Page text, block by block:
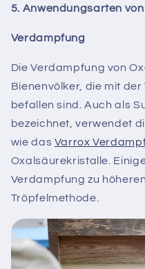
5. Anwendungsarten
Verdampfung
Die Verdampfung von
Bienenvölker, die mit
befallen sind. Auch als
bezeichnet, verwendet
wie das Varrox
Oxalsäurekristalle.
Verdampfung zu
Tröpfelmethode.